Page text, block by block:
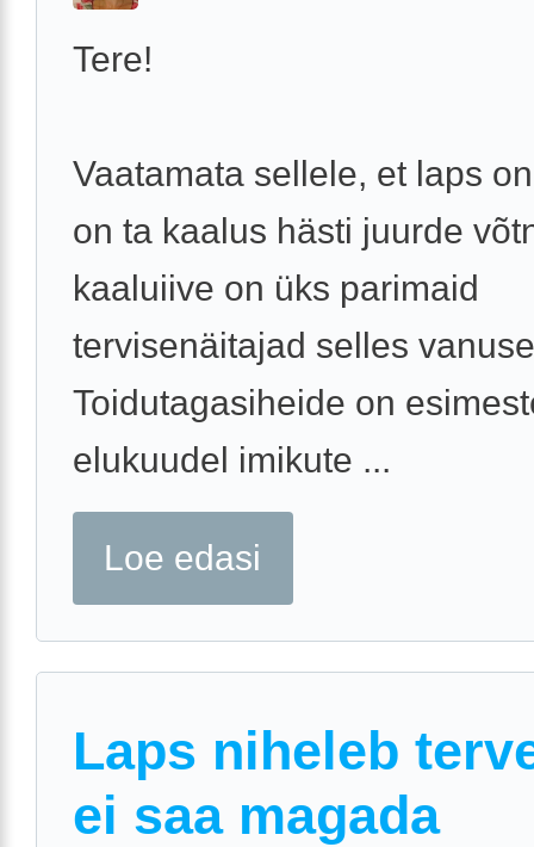
Tere!
Vaatamata sellele, et laps
on ta kaalus hästi juurde
kaaluiive on üks parimaid
tervisenäitajad selles
Toidutagasiheide on
elukuudel imikute ...
Loe edasi
Laps niheleb
ei saa magada